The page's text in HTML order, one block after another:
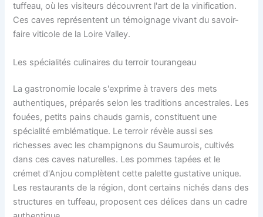
tuffeau, où les visiteurs découvrent l'art de la vinification.
Ces caves représentent un témoignage vivant du savoir-
faire viticole de la Loire Valley.
Les spécialités culinaires du terroir tourangeau
La gastronomie locale s'exprime à travers des mets
authentiques, préparés selon les traditions ancestrales. Les
fouées, petits pains chauds garnis, constituent une
spécialité emblématique. Le terroir révèle aussi ses
richesses avec les champignons du Saumurois, cultivés
dans ces caves naturelles. Les pommes tapées et le
crémet d'Anjou complètent cette palette gustative unique.
Les restaurants de la région, dont certains nichés dans des
structures en tuffeau, proposent ces délices dans un cadre